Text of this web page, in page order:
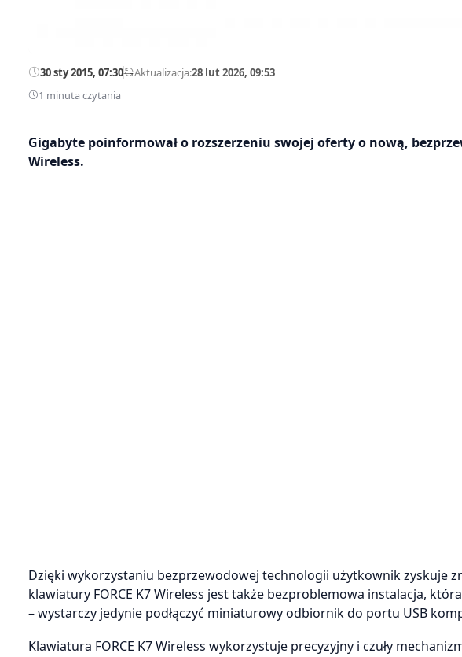
30 sty 2015, 07:30—Aktualizacja:28 lut 2026, 09:53
1 minuta czytania
Gigabyte poinformował o rozszerzeniu swojej oferty o nową,
Wireless.
Dzięki wykorzystaniu bezprzewodowej technologii użytkownik zyskuje
klawiatury FORCE K7 Wireless jest także bezproblemowa instalacja,
– wystarczy jedynie podłączyć miniaturowy odbiornik do portu USB
Klawiatura FORCE K7 Wireless wykorzystuje precyzyjny i czuły